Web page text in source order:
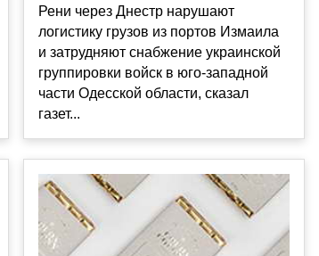
Рени через Днестр нарушают
логистику грузов из портов Измаила
и затрудняют снабжение украинской
группировки войск в юго-западной
части Одесской области, сказал
газет...